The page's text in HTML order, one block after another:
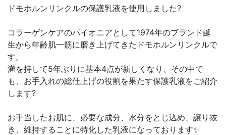
ドモホルンリンクルの保護乳液を使用しました?
コラーゲンケアのパイオニアとして1974年のブランド誕
生から年齢肌一筋に磨き上げてきたドモホルンリンクルで
す。
満を持して5年ぶりに基本4点が新しくなり、その中で
も、お手入れの総仕上げの役割を果たす保護乳液をご紹介
します?
お手当したお肌に、必要な成分、水分をとじ込め、譲り抜
き、維持することに特化した乳液になっております✨